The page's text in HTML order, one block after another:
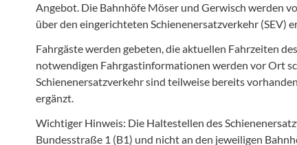
Angebot. Die Bahnhöfe Möser und Gerwisch werden
über den eingerichteten Schienenersatzverkehr (SEV)
Fahrgäste werden gebeten, die aktuellen Fahrzeiten
notwendigen Fahrgastinformationen werden vor Ort
Schienenersatzverkehr sind teilweise bereits
ergänzt.
Wichtiger Hinweis: Die Haltestellen des
Bundesstraße 1 (B1) und nicht an den jeweiligen